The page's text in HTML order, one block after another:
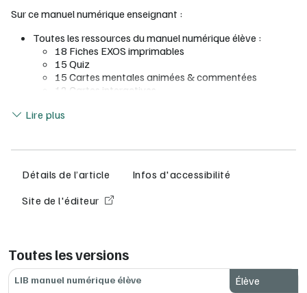
Sur ce manuel numérique enseignant :
Toutes les ressources du manuel numérique élève :
18 Fiches EXOS imprimables
15 Quiz
15 Cartes mentales animées & commentées
12 Cartes interactives
Le livre du professeur à télécharger directement dans le
ordinateur, avec ou sans connexion Internet.
Configurations minimum requises (en ligne, ordinateur,
MANUELSà la rubrique Installation.
Lire plus
Détails de l’article
Infos d'accessibilité
Site de l'éditeur
Toutes les versions
Élève
LIB manuel numérique élève